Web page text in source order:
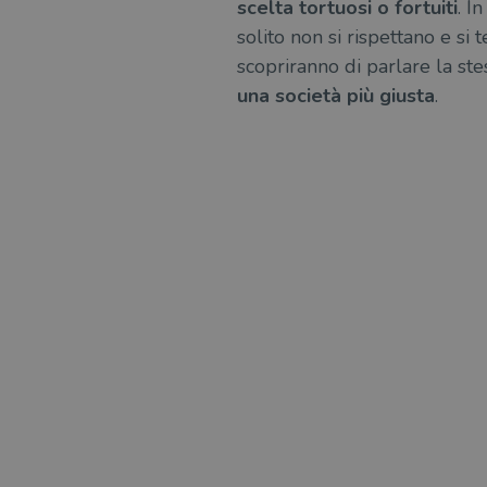
scelta tortuosi o fortuiti.
solito non si rispettano e si
scopriranno di parlare la
una società più giusta.
msToken